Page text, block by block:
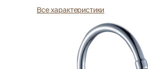
Все характеристики